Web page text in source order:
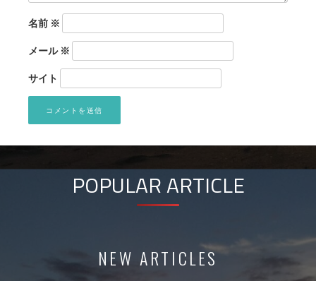
名前 ※
メール※
サイト
POPULAR ARTICLE
NEW ARTICLES